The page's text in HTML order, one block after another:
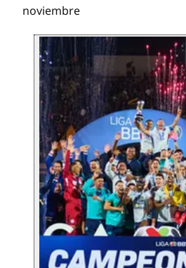
noviembre